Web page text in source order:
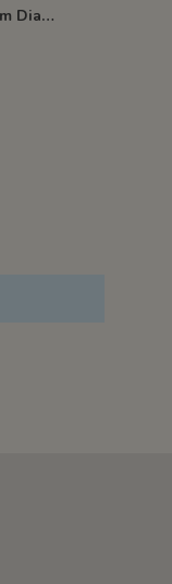
PILIER H 100 mm Diam.43 mm 1350°C